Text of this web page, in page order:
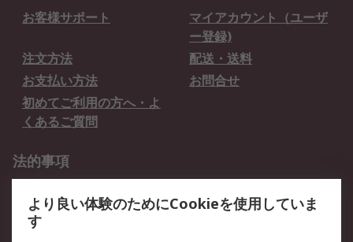
お客様サポート
マイアカウント（ユーザ
ー登録)
注文方法
配送・送料
お支払い方法
お問合せ
初めてご利用の方へ・よ
くあるご質問
法的事項
クッキーポリシー
より良い体験のためにCookieを使用していま
す